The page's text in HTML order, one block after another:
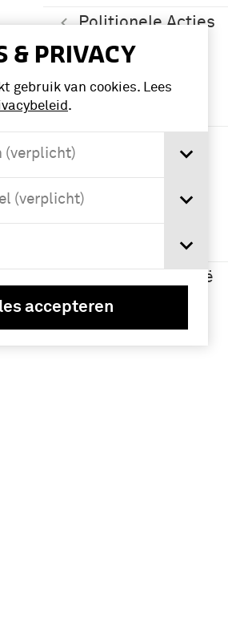
& PRIVACY
gebruik van cookies. Lees
.
(verplicht)
(verplicht)
accepteren
Politionele Acties
Namen /
instellingen
Indisch Leger
(1830-1950) (16)
Nederlands-Indië